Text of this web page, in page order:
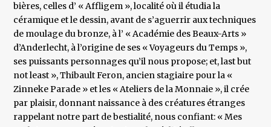
bières, celles d’ « Affligem », localité où il étudia la
céramique et le dessin, avant de s’aguerrir aux techniques
de moulage du bronze, à l’ « Académie des Beaux-Arts »
d’Anderlecht, à l’origine de ses « Voyageurs du Temps »,
ses puissants personnages qu’il nous propose; et, last but
not least », Thibault Feron, ancien stagiaire pour la «
Zinneke Parade » et les « Ateliers de la Monnaie », il crée
par plaisir, donnant naissance à des créatures étranges
rappelant notre part de bestialité, nous confiant: « Mes